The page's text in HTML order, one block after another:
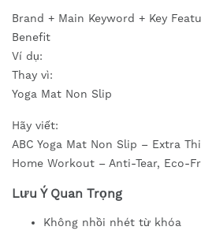
Brand + Main Keyword + Key
Benefit
Ví dụ:
Thay vì:
Yoga Mat Non Slip
Hãy viết:
ABC Yoga Mat Non Slip – Extra
Home Workout – Anti-Tear, Eco-
Lưu Ý Quan Trọng
Không nhồi nhét từ khóa